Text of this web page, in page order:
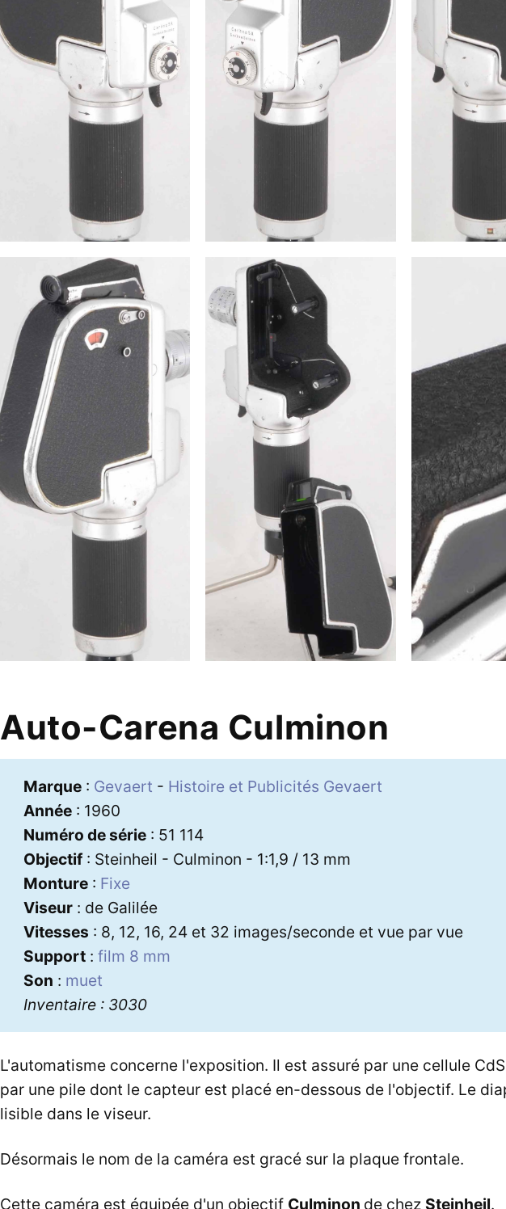
Auto-Carena Culminon
Marque: Gevaert - Histoire et Publicités Gevaert
Année: 1960
Numéro de série: 51 114
Objectif: Steinheil - Culminon - 1:1,9 / 13 mm
Monture: Fixe
Viseur: de Galilée
Vitesses : 8, 12, 16, 24 et 32 images/seconde et vue par vue
Support: film 8 mm
Son : muet
Inventaire : 3030
L'automatisme concerne l'exposition. Il est assuré par une cellule
par une pile dont le capteur est placé en-dessous de l'objectif. Le
lisible dans le viseur.
Désormais le nom de la caméra est gracé sur la plaque frontale.
Cette caméra est équipée d'un objectif Culminon de chez Steinheil.